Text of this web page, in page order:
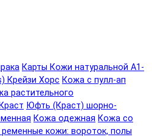
Карты Кожи натуральной А1-
Крейзи Хорс Кожа с пулл-ап
растительного
Юфть (Краст) шорно-
Кожа одежная Кожа со
кожи: вороток, полы